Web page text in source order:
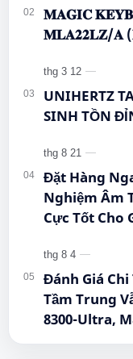
𝐌𝐀𝐆𝐈𝐂
𝐌𝐋𝐀𝟐𝟐𝐋𝐙/𝐀
UNIHERTZ
SINH TỒN
Đặt Hàng
Nghiệm Âm
Cực Tốt Cho
Đánh Giá
Tầm Trung
8300-Ultra,